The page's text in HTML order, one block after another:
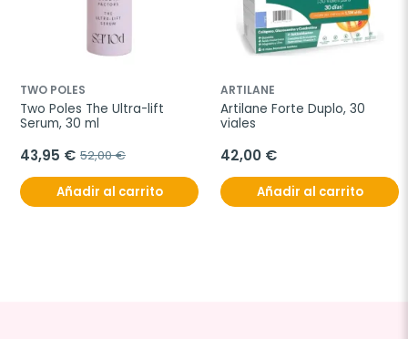
TWO POLES
Two Poles The Ultra-lift
Serum, 30 ml
43,95 € 52,00 €
Añadir al carrito
ARTILANE
Artilane Forte Duplo, 30
viales
42,00 €
Añadir al carrito